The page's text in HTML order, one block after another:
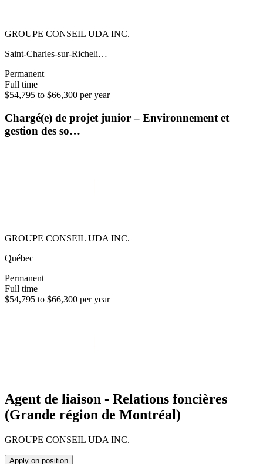
GROUPE CONSEIL UDA INC.
Saint-Charles-sur-Richeli…
Permanent
Full time
$54,795 to $66,300 per year
Chargé(e) de projet junior – Environnement et
gestion des so…
GROUPE CONSEIL UDA INC.
Québec
Permanent
Full time
$54,795 to $66,300 per year
Agent de liaison - Relations foncières
(Grande région de Montréal)
GROUPE CONSEIL UDA INC.
Apply on position